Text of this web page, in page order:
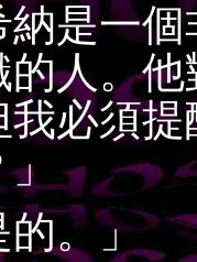
一個
人。
必須
。」